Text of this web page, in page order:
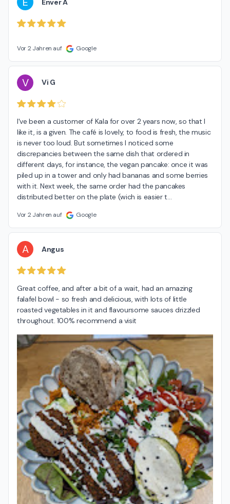
Vor 2 Jahren auf Google
V Vi G
I've been a customer of Kala for over 2 years now, so that I
like it, is a given. The café is lovely, to food is fresh, the music
is never too loud. But sometimes I noticed some
discrepancies between the same dish that ordered in
different days, for instance, the vegan pancake: once it was
piled up in a tower and only had bananas and some berries
with it. Next week, the same order had the pancakes
distributed better on the plate (wich is easier t…
Vor 2 Jahren auf Google
A Angus
Great coffee, and after a bit of a wait, had an amazing
falafel bowl - so fresh and delicious, with lots of little
roasted vegetables in it and flavoursome sauces drizzled
throughout. 100% recommend a visit